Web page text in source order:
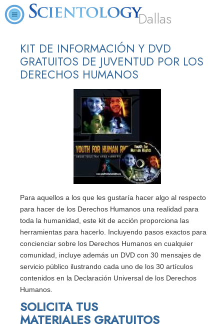
Dallas
KIT DE INFORMACIÓN Y DVD
GRATUITOS DE JUVENTUD POR LOS
DERECHOS HUMANOS
Para aquellos a los que les gustaría hacer algo al respecto
para hacer de los Derechos Humanos una realidad para
toda la humanidad, este kit de acción proporciona las
herramientas para hacerlo. Incluyendo pasos exactos para
concienciar sobre los Derechos Humanos en cualquier
comunidad, incluye además un DVD con 30 mensajes de
servicio público ilustrando cada uno de los 30 artículos
contenidos en la Declaración Universal de los Derechos
Humanos.
SOLICITA TUS
MATERIALES GRATUITOS